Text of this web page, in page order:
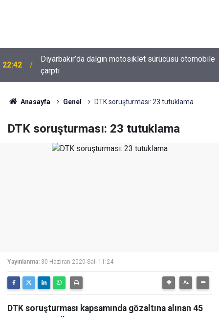
22:42
Diyarbakır’da dalgın motosiklet sürücüsü otomobile
çarptı
Anasayfa Genel DTK soruşturması: 23 tutuklama
DTK soruşturması: 23 tutuklama
Yayınlanma: 30 Haziran 2020 Salı 11:24
DTK soruşturması kapsamında gözaltına alınan 45